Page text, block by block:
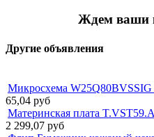
Ждем ваши
Другие объявления
Микросхема W25Q80BVSSIG
65,04 руб
Материнская плата
2 299,07 руб